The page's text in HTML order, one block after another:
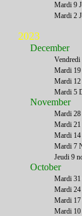
Informations
Publicité / Médias:
:
Webmaster:
Mardi 9
Mardi 2
2023
December
Vendredi
Mardi 19
Mardi 12
Mardi 5
November
Mardi 28
Mardi 21
Mardi 14
Mardi 7
Jeudi 9
October
Mardi 31
Mardi 24
Mardi 17
Mardi 10